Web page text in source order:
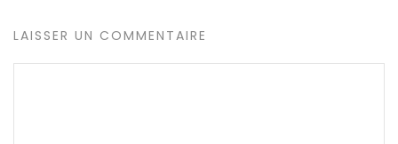
LAISSER UN COMMENTAIRE